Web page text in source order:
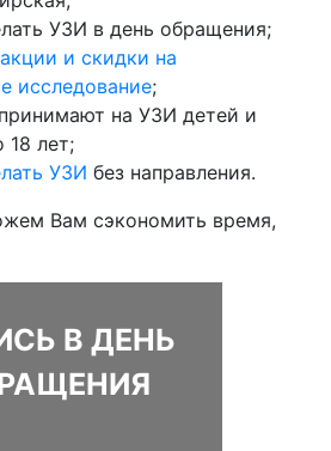
УЗИ в день обращения;
акции и скидки на
исследование;
на УЗИ детей и
18 лет;
УЗИ без направления.
Вам сэкономить время,
В ДЕНЬ